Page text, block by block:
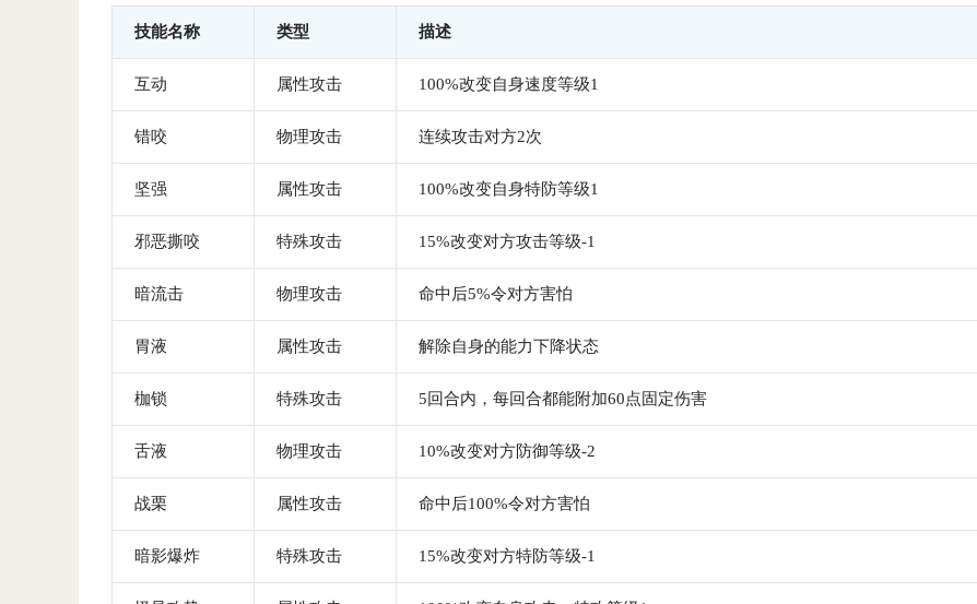
技能名称 类型 描述
互动 属性攻击 100%改变自身速度等级1
错咬 物理攻击 连续攻击对方2次
坚强 属性攻击 100%改变自身特防等级1
邪恶撕咬 特殊攻击 15%改变对方攻击等级-1
暗流击 物理攻击 命中后5%令对方害怕
胃液 属性攻击 解除自身的能力下降状态
枷锁 特殊攻击 5回合内，每回合都能附加60点固定伤害
舌液 物理攻击 10%改变对方防御等级-2
战栗 属性攻击 命中后100%令对方害怕
暗影爆炸 特殊攻击 15%改变对方特防等级-1